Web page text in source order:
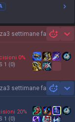
3 settimane fa
0%
1 (0)
3 settimane fa
20%
1 (0)